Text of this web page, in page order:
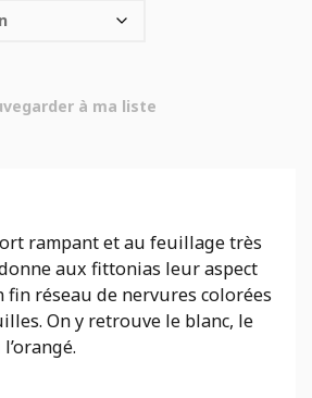
à ma liste
rampant et au feuillage très
aux fittonias leur aspect
fin réseau de nervures colorées
On y retrouve le blanc, le